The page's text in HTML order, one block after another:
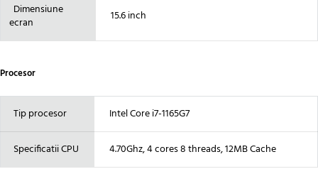
Dimensiune
ecran
15.6 inch
Procesor
Tip procesor Intel Core i7-1165G7
Specificatii CPU 4.70Ghz, 4 cores 8 threads, 12MB Cache